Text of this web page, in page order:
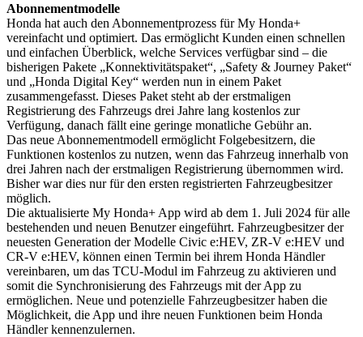
Abonnementmodelle
Honda hat auch den Abonnementprozess für My Honda+
vereinfacht und optimiert. Das ermöglicht Kunden einen schnellen
und einfachen Überblick, welche Services verfügbar sind – die
bisherigen Pakete „Konnektivitätspaket“, „Safety & Journey Paket“
und „Honda Digital Key“ werden nun in einem Paket
zusammengefasst. Dieses Paket steht ab der erstmaligen
Registrierung des Fahrzeugs drei Jahre lang kostenlos zur
Verfügung, danach fällt eine geringe monatliche Gebühr an.
Das neue Abonnementmodell ermöglicht Folgebesitzern, die
Funktionen kostenlos zu nutzen, wenn das Fahrzeug innerhalb von
drei Jahren nach der erstmaligen Registrierung übernommen wird.
Bisher war dies nur für den ersten registrierten Fahrzeugbesitzer
möglich.
Die aktualisierte My Honda+ App wird ab dem 1. Juli 2024 für alle
bestehenden und neuen Benutzer eingeführt. Fahrzeugbesitzer der
neuesten Generation der Modelle Civic e:HEV, ZR-V e:HEV und
CR-V e:HEV, können einen Termin bei ihrem Honda Händler
vereinbaren, um das TCU-Modul im Fahrzeug zu aktivieren und
somit die Synchronisierung des Fahrzeugs mit der App zu
ermöglichen. Neue und potenzielle Fahrzeugbesitzer haben die
Möglichkeit, die App und ihre neuen Funktionen beim Honda
Händler kennenzulernen.